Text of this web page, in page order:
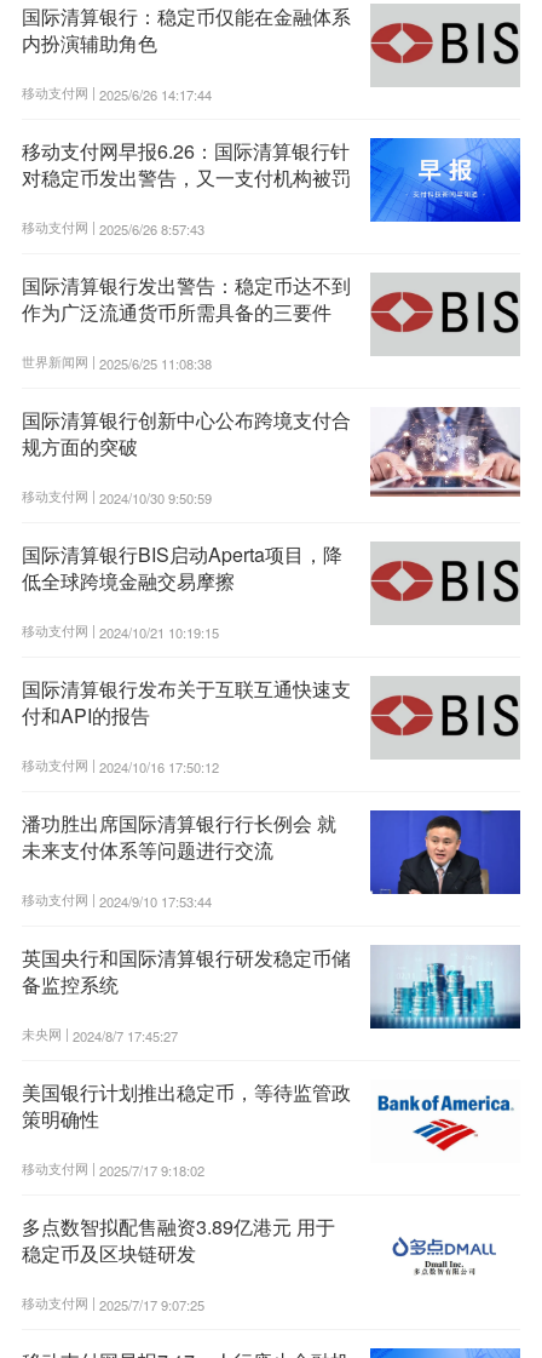
国际清算银行：稳定币仅能在金融体系
内扮演辅助角色
移动支付网 | 2025/6/26 14:17:44
移动支付网早报6.26：国际清算银行针
对稳定币发出警告，又一支付机构被罚
移动支付网 | 2025/6/26 8:57:43
国际清算银行发出警告：稳定币达不到
作为广泛流通货币所需具备的三要件
世界新闻网 | 2025/6/25 11:08:38
国际清算银行创新中心公布跨境支付合
规方面的突破
移动支付网 | 2024/10/30 9:50:59
国际清算银行BIS启动Aperta项目，降
低全球跨境金融交易摩擦
移动支付网 | 2024/10/21 10:19:15
国际清算银行发布关于互联互通快速支
付和API的报告
移动支付网 | 2024/10/16 17:50:12
潘功胜出席国际清算银行行长例会 就
未来支付体系等问题进行交流
移动支付网 | 2024/9/10 17:53:44
英国央行和国际清算银行研发稳定币储
备监控系统
未央网 | 2024/8/7 17:45:27
美国银行计划推出稳定币，等待监管政
策明确性
移动支付网 | 2025/7/17 9:18:02
多点数智拟配售融资3.89亿港元 用于
稳定币及区块链研发
移动支付网 | 2025/7/17 9:07:25